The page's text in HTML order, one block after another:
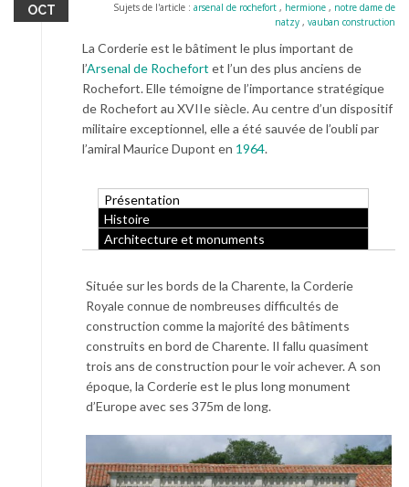
OCT Sujets de l'article : arsenal de rochefort , hermione , notre dame de
natzy , vauban construction
La Corderie est le bâtiment le plus important de
l’Arsenal de Rochefort et l’un des plus anciens de
Rochefort. Elle témoigne de l’importance stratégique
de Rochefort au XVIIe siècle. Au centre d’un dispositif
militaire exceptionnel, elle a été sauvée de l’oubli par
l’amiral Maurice Dupont en 1964.
Présentation
Histoire
Architecture et monuments
Située sur les bords de la Charente, la Corderie
Royale connue de nombreuses difficultés de
construction comme la majorité des bâtiments
construits en bord de Charente. Il fallu quasiment
trois ans de construction pour le voir achever. A son
époque, la Corderie est le plus long monument
d’Europe avec ses 375m de long.